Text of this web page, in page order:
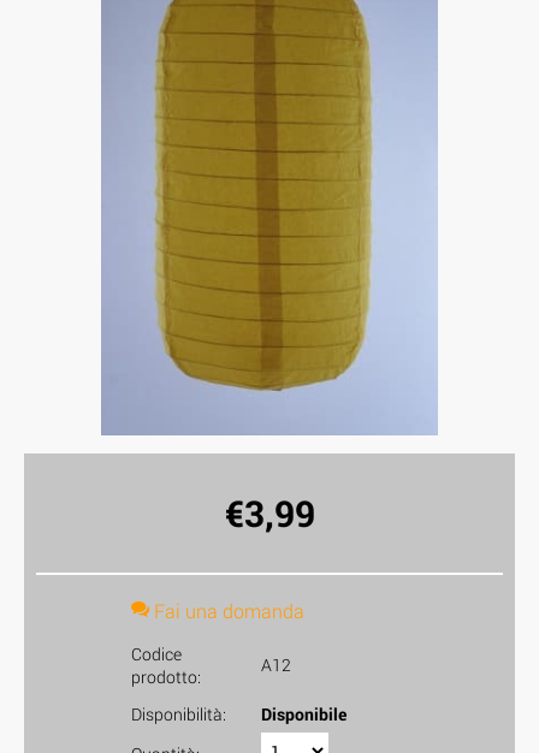
€3,99
Fai una domanda
Codice
prodotto:
A12
Disponibilità:
Disponibile